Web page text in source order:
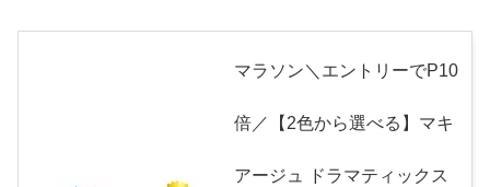
マラソン＼エントリーでP10
倍／【2色から選べる】マキ
アージュ ドラマティックス